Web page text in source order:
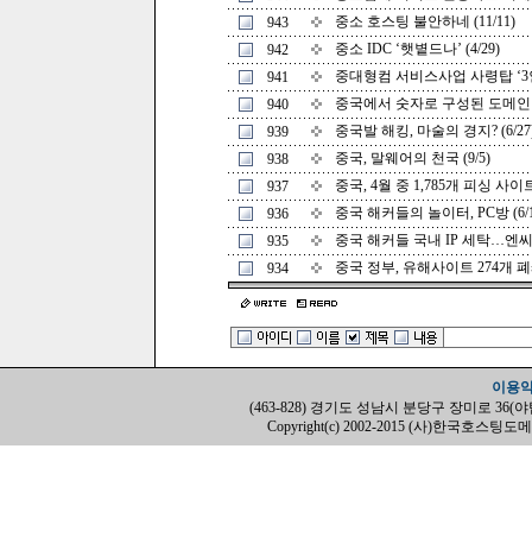
943
중소 호스팅 불안하네 (11/11)
942
중소 IDC ‘햇볕드나’ (4/29)
941
중대형컴 서비스사업 사령탑 ‘3
940
중국에서 숫자로 구성된 도메
939
중국발 해킹, 마술의 경지? (6/
938
중국, 말웨어의 천국 (9/5)
937
중국, 4월 중 1,785개 피싱 사이
936
중국 해커들의 놀이터, PC방 (6/
935
중국 해커들 국내 IP 세탁…엔
934
중국 정부, 유해사이트 274개
이용
(463-828) 경기도 성남시 분당구 장미로 36(
Copyright(c) 2002-2015 (사)한국호스팅도